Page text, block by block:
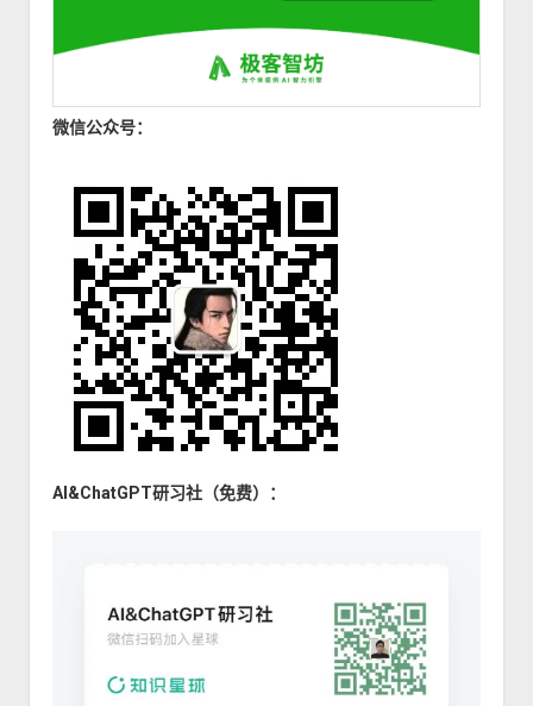
微信公众号：
AI&ChatGPT研习社（免费）：